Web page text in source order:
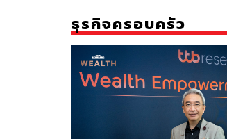
ธุรกิจครอบครัว